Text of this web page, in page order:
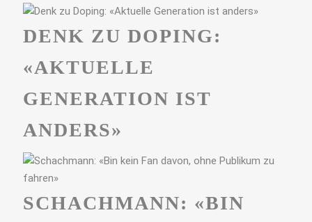
DENK ZU DOPING:
«AKTUELLE
GENERATION IST
ANDERS»
SCHACHMANN: «BIN